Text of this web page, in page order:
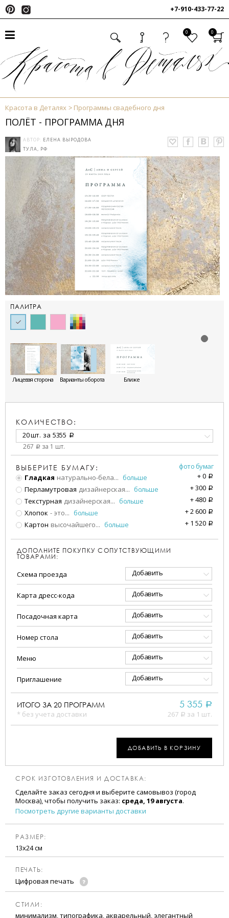
+7-910-433-77-22
0 0
Красота в Деталях Программы свадебного дня
ПОЛЁТ - ПРОГРАММА ДНЯ
АВТОР: ЕЛЕНА ВЫРОДОВА
ТУЛА, РФ
ПАЛИТРА
Лицевая сторона Варианты оборота Ближе
КОЛИЧЕСТВО:
20 шт. за 5355 a
267 a за 1 шт.
ВЫБЕРИТЕ БУМАГУ:
фото бумаг
Гладкая натурально-бела... больше +0 a
Перламутровая дизайнерская... больше +300 a
Текстурная дизайнерская... больше +480 a
Хлопок - это... больше +2 600 a
Картон высочайшего... больше + 1 520 a
ДОПОЛНИТЕ ПОКУПКУ СОПУТСТВУЮЩИМИ
ТОВАРАМИ:
Схема проезда Добавить
Карта дресс-кода Добавить
Посадочная карта Добавить
Номер стола Добавить
Меню Добавить
Приглашение Добавить
ИТОГО ЗА 20 ПРОГРАММ
* без учета доставки
5 355 a
267 a за 1 шт.
ДОБАВИТЬ В КОРЗИНУ
СРОК ИЗГОТОВЛЕНИЯ И ДОСТАВКА:
Сделайте заказ сегодня и выберите самовывоз (город
Москва), чтобы получить заказ: среда, 19 августа.
Посмотреть другие варианты доставки
РАЗМЕР:
13х24 см
ПЕЧАТЬ:
Цифровая печать
CТИЛИ:
минимализм, типографика, акварельный, элегантный